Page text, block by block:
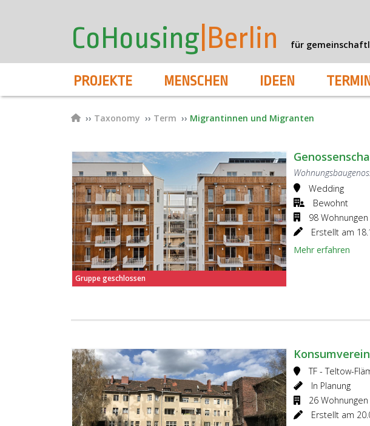
account
menu
CoHousing |Berlin für
Hauptnavigation
PROJEKTE MENSCHEN IDEEN
Pfadnavigation
Taxonomy Term Migrantinnen und Migranten
Gruppe geschlossen
Wedding
Bewohnt
98 Wohnungen
Erstellt am
Mehr erfahren
TF - Teltow-
In Planung
26 Wohnungen
Erstellt am